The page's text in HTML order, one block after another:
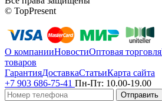
© TopPresent
О компанииНовостиОптовая торговля
товаров
ГарантияДоставкаСтатьиКарта сайта
+7 903 686-75-41 Пн-Пт: 10.00-19.00